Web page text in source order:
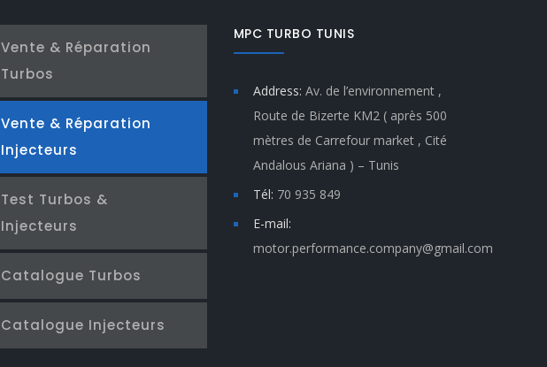
Vente & Réparation
Turbos
Vente & Réparation
Injecteurs
Test Turbos &
Injecteurs
Catalogue Turbos
Catalogue Injecteurs
MPC TURBO TUNIS
Address: Av. de l’environnement ,
Route de Bizerte KM2 ( après 500
mètres de Carrefour market , Cité
Andalous Ariana ) – Tunis
Tél: 70 935 849
E-mail:
motor.performance.company@gmail.com